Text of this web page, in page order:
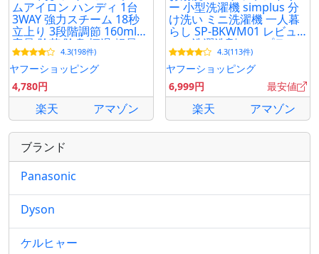
ムアイロン ハンディ 1台
3WAY 強力スチーム 18秒
立上り 3段階調節 160ml大
容量 除菌 除臭 恒温 軽量
衣類スチーマー
4.3(198件)
ヤフーショッピング
4,780円
楽天 アマゾン
ー 小型洗濯機 simplus 分
け洗い ミニ洗濯機 一人暮
らし SP-BKWM01 レビュ
ーで洗濯洗剤 シンプラス
【メーカー保証1年】
4.3(113件)
ヤフーショッピング
6,999円
最安値
楽天 アマゾン
ブランド
Panasonic
Dyson
ケルヒャー